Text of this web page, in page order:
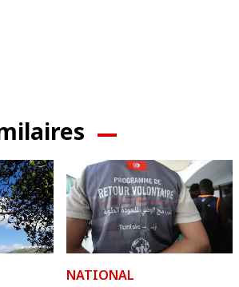
NATIONAL